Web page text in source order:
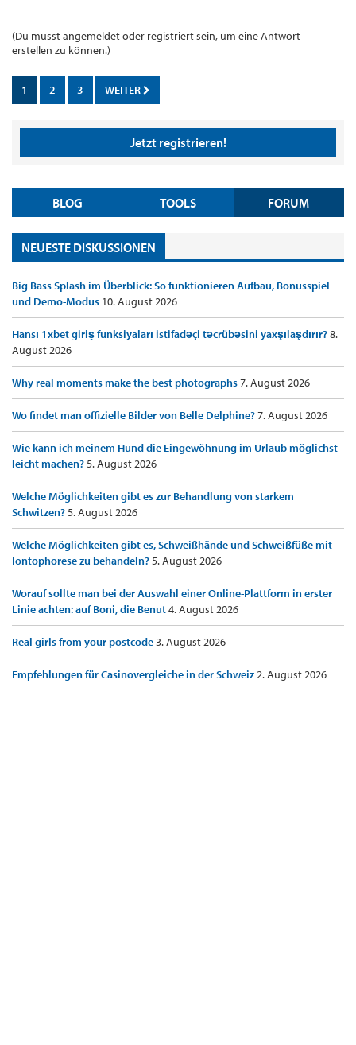
(Du musst angemeldet oder registriert sein, um eine Antwort
erstellen zu können.)
1 2 3 WEITER
Jetzt registrieren!
BLOG TOOLS FORUM
NEUESTE DISKUSSIONEN
Big Bass Splash im Überblick: So funktionieren Aufbau, Bonusspiel
und Demo-Modus 10. August 2026
Hansı 1xbet giriş funksiyaları istifadəçi təcrübəsini yaxşılaşdırır?8.
August 2026
Why real moments make the best photographs7. August 2026
Wo findet man offizielle Bilder von Belle Delphine?7. August 2026
Wie kann ich meinem Hund die Eingewöhnung im Urlaub möglichst
leicht machen?5. August 2026
Welche Möglichkeiten gibt es zur Behandlung von starkem
Schwitzen?5. August 2026
Welche Möglichkeiten gibt es, Schweißhände und Schweißfüße mit
Iontophorese zu behandeln?5. August 2026
Worauf sollte man bei der Auswahl einer Online-Plattform in erster
Linie achten: auf Boni, die Benut4. August 2026
Real girls from your postcode3. August 2026
Empfehlungen für Casinovergleiche in der Schweiz2. August 2026